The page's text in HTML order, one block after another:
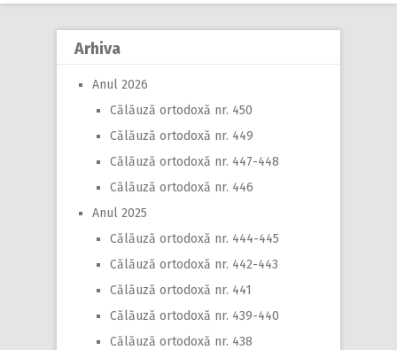
Arhiva
Anul 2026
Călăuză ortodoxă nr. 450
Călăuză ortodoxă nr. 449
Călăuză ortodoxă nr. 447-448
Călăuză ortodoxă nr. 446
Anul 2025
Călăuză ortodoxă nr. 444-445
Călăuză ortodoxă nr. 442-443
Călăuză ortodoxă nr. 441
Călăuză ortodoxă nr. 439-440
Călăuză ortodoxă nr. 438